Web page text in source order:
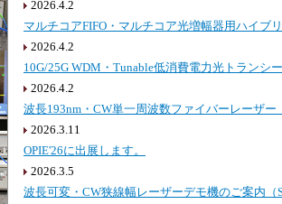
2026.4.2
マルチコアFIFO・マルチコア光増幅器用ハイブ
2026.4.2
10G/25G WDM・Tunable低消費電力光トランシ
2026.4.2
波長193nm・CW単一周波数ファイバーレーザー
2026.3.11
OPIE'26に出展します。
2026.3.5
波長可変・CW狭線幅レーザーデモ機のご案内（